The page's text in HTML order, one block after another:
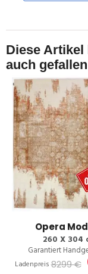
Diese Artikel
auch
Opera
260 X 304
Garantiert
Ladenpreis8299 €